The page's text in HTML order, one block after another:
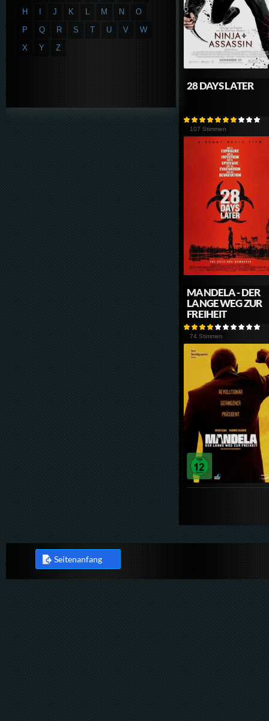
28 DAYS LATER
107 Stimmen
MANDELA - DER
LANGE WEG ZUR
FREIHEIT
74 Stimmen
H
J K L M N
O
P
Q R S T U V
W
X
Y Z
Seitenanfang